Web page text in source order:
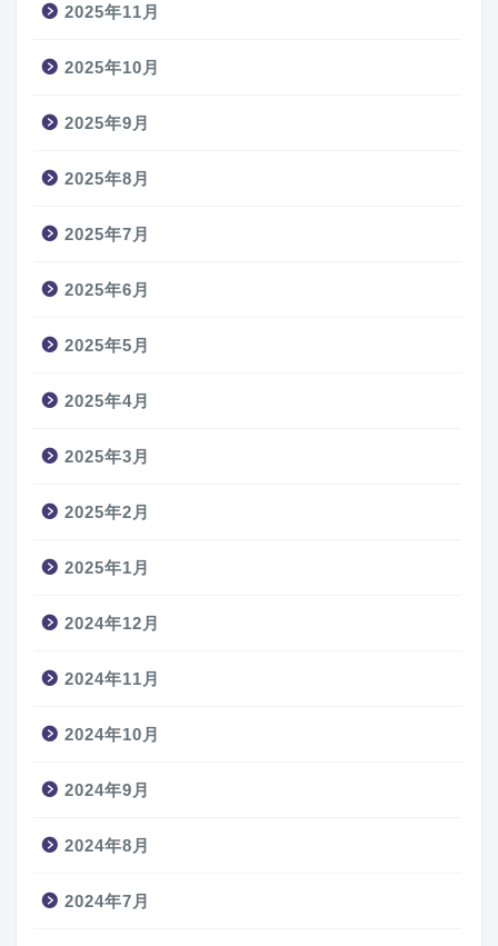
2025年11月
2025年10月
2025年9月
2025年8月
2025年7月
2025年6月
2025年5月
2025年4月
2025年3月
2025年2月
2025年1月
2024年12月
2024年11月
2024年10月
2024年9月
2024年8月
2024年7月